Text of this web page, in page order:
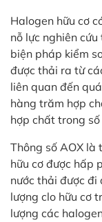
Halogen hữu cơ
nỗ lực nghiên
biện pháp kiểm
được thải ra từ
liên quan đến
hàng trăm hợp
hợp chất trong
Thông số AOX là
hữu cơ được hấp
nước thải được đi
lượng clo hữu cơ
lượng các